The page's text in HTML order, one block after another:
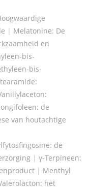
| Melatonine: De
en
bis-
bis-
de
van houtachtige
de
| γ-Terpineen:
| Menthyl
het